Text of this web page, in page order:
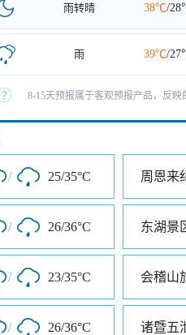
雨转晴 38℃/
雨 39℃/
8-15天预报属于客观预报产品，反
/ 25/35°C 周恩来
/ 26/36°C 东湖景
/ 23/35°C 会稽山
/ 26/36°C 诸暨五